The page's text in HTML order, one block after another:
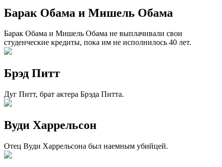
Барак Обама и Мишель Обама
Барак Обама и Мишель Обама не выплачивали свои
студенческие кредиты, пока им не исполнилось 40 лет.
Брэд Питт
Дуг Питт, брат актера Брэда Питта.
Вуди Харрельсон
Отец Вуди Харрельсона был наемным убийцей.